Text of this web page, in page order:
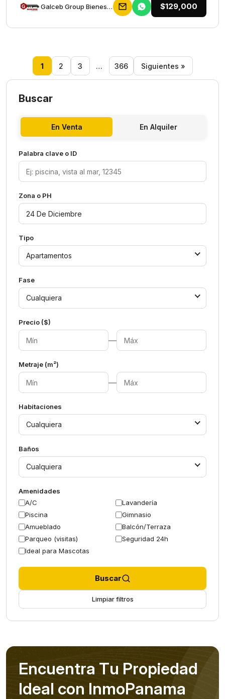
Galceb Group Bienes Raices $129,000
1 2 3 … 366 Siguientes »
Buscar
En Venta En Alquiler
Palabra clave o ID
Zona o PH
Tipo
Apartamentos
Fase
Cualquiera
Precio ($)
—
Metraje (m²)
—
Habitaciones
Cualquiera
Baños
Cualquiera
Amenidades
A/C
Lavandería
Piscina
Gimnasio
Amueblado
Balcón/Terraza
Parqueo (visitas)
Seguridad 24h
Ideal para Mascotas
Buscar
Limpiar filtros
Encuentra Tu Propiedad
Ideal con InmoPanama